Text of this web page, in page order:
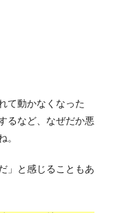
て動かなくなった
るなど、なぜだか悪
。
」と感じることもあ